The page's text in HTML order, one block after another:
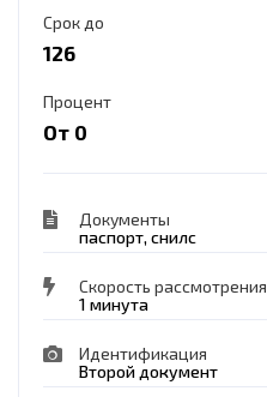
Срок до
126
Процент
От 0
Документы
паспорт, снилс
Скорость рассмотрения
1 минута
Идентификация
Второй документ